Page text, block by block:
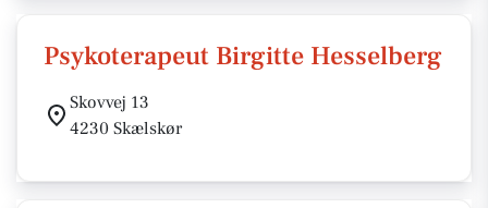
Psykoterapeut Birgitte Hesselberg
Skovvej 13
4230 Skælskør